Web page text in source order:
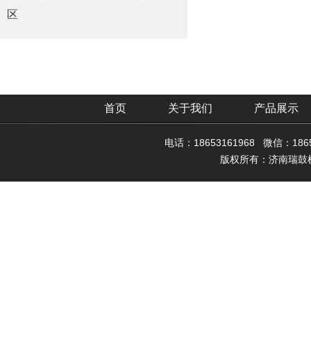
区
首页 关于我们 产品展示
电话：18653161968 微信：
版权所有：济南瑞